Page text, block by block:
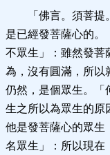
「佛言。須菩
是已經發菩薩心的。
不眾生」：雖然發菩
為，沒有圓滿，所以
仍然，是個眾生。「
生之所以為眾生的原
他是發菩薩心的眾生
名眾生」：所以現在